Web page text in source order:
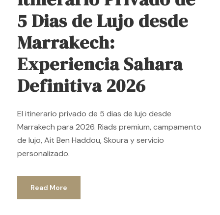
5 Dias de Lujo desde
Marrakech:
Experiencia Sahara
Definitiva 2026
El itinerario privado de 5 dias de lujo desde
Marrakech para 2026. Riads premium, campamento
de lujo, Ait Ben Haddou, Skoura y servicio
personalizado.
Read More